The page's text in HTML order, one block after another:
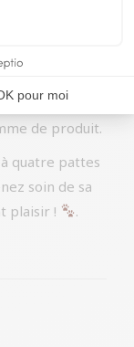
chien.
contiennent
de produit.
quatre pattes
soin de sa
plaisir !
.